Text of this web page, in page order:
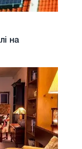
на